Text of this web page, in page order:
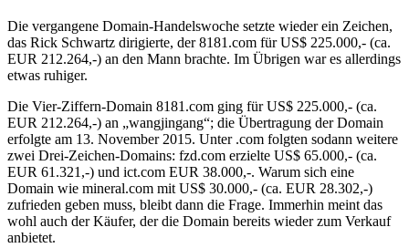
Die vergangene Domain-Handelswoche setzte wieder ein Zeichen,
das Rick Schwartz dirigierte, der 8181.com für US$ 225.000,- (ca.
EUR 212.264,-) an den Mann brachte. Im Übrigen war es allerdings
etwas ruhiger.
Die Vier-Ziffern-Domain 8181.com ging für US$ 225.000,- (ca.
EUR 212.264,-) an „wangjingang“; die Übertragung der Domain
erfolgte am 13. November 2015. Unter .com folgten sodann weitere
zwei Drei-Zeichen-Domains: fzd.com erzielte US$ 65.000,- (ca.
EUR 61.321,-) und ict.com EUR 38.000,-. Warum sich eine
Domain wie mineral.com mit US$ 30.000,- (ca. EUR 28.302,-)
zufrieden geben muss, bleibt dann die Frage. Immerhin meint das
wohl auch der Käufer, der die Domain bereits wieder zum Verkauf
anbietet.